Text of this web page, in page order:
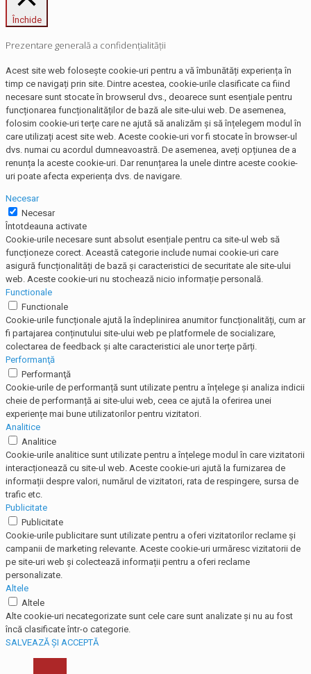
Închide
Prezentare generală a confidențialității
Acest site web folosește cookie-uri pentru a vă îmbunătăți experiența în
timp ce navigați prin site. Dintre acestea, cookie-urile clasificate ca fiind
necesare sunt stocate în browserul dvs., deoarece sunt esențiale pentru
funcționarea funcționalităților de bază ale site-ului web. De asemenea,
folosim cookie-uri terțe care ne ajută să analizăm și să înțelegem modul în
care utilizați acest site web. Aceste cookie-uri vor fi stocate în browser-ul
dvs. numai cu acordul dumneavoastră. De asemenea, aveți opțiunea de a
renunța la aceste cookie-uri. Dar renunțarea la unele dintre aceste cookie-
uri poate afecta experiența dvs. de navigare.
Necesar
Necesar
Întotdeauna activate
Cookie-urile necesare sunt absolut esențiale pentru ca site-ul web să
funcționeze corect. Această categorie include numai cookie-uri care
asigură funcționalități de bază și caracteristici de securitate ale site-ului
web. Aceste cookie-uri nu stochează nicio informație personală.
Functionale
Functionale
Cookie-urile funcționale ajută la îndeplinirea anumitor funcționalități, cum ar
fi partajarea conținutului site-ului web pe platformele de socializare,
colectarea de feedback și alte caracteristici ale unor terțe părți.
Performanţă
Performanţă
Cookie-urile de performanță sunt utilizate pentru a înțelege și analiza indicii
cheie de performanță ai site-ului web, ceea ce ajută la oferirea unei
experiențe mai bune utilizatorilor pentru vizitatori.
Analitice
Analitice
Cookie-urile analitice sunt utilizate pentru a înțelege modul în care vizitatorii
interacționează cu site-ul web. Aceste cookie-uri ajută la furnizarea de
informații despre valori, numărul de vizitatori, rata de respingere, sursa de
trafic etc.
Publicitate
Publicitate
Cookie-urile publicitare sunt utilizate pentru a oferi vizitatorilor reclame și
campanii de marketing relevante. Aceste cookie-uri urmăresc vizitatorii de
pe site-uri web și colectează informații pentru a oferi reclame
personalizate.
Altele
Altele
Alte cookie-uri necategorizate sunt cele care sunt analizate și nu au fost
încă clasificate într-o categorie.
SALVEAZĂ ȘI ACCEPTĂ